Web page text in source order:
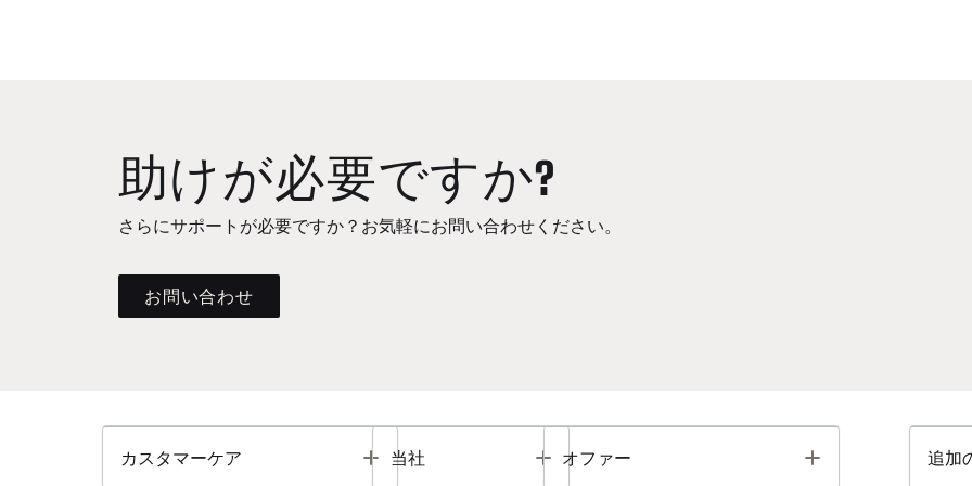
助けが必要ですか?
さらにサポートが必要ですか？お気軽にお問い合わせください。
お問い合わせ
カスタマーケア Toggle
当社 Toggle
オファー Toggle 追加